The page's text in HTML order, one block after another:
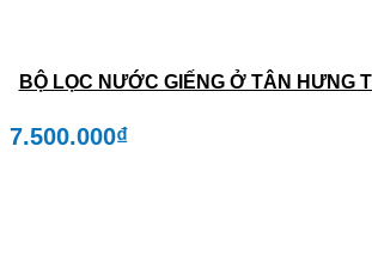
BỘ LỌC NƯỚC GIẾNG Ở TÂN HƯNG
7.500.000₫